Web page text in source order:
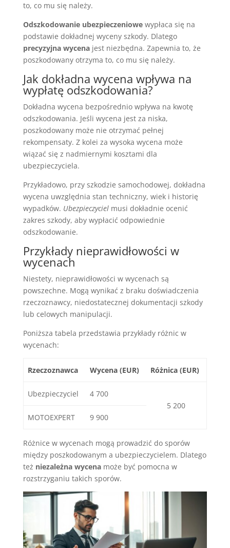
to, co mu się należy.
Odszkodowanie ubezpieczeniowewypłaca się na
podstawie dokładnej wyceny szkody. Dlatego
precyzyjna wycenajest niezbędna. Zapewnia to, że
poszkodowany otrzyma to, co mu się należy.
Jak dokładna wycena wpływa na
wypłatę odszkodowania?
Dokładna wycena bezpośrednio wpływa na kwotę
odszkodowania. Jeśli wycena jest za niska,
poszkodowany może nie otrzymać pełnej
rekompensaty. Z kolei za wysoka wycena może
wiązać się z nadmiernymi kosztami dla
ubezpieczyciela.
Przykładowo, przy szkodzie samochodowej, dokładna
wycena uwzględnia stan techniczny, wiek i historię
wypadków. Ubezpieczycielmusi dokładnie ocenić
zakres szkody, aby wypłacić odpowiednie
odszkodowanie.
Przykłady nieprawidłowości w
wycenach
Niestety, nieprawidłowości w wycenach są
powszechne. Mogą wynikać z braku doświadczenia
rzeczoznawcy, niedostatecznej dokumentacji szkody
lub celowych manipulacji.
Poniższa tabela przedstawia przykłady różnic w
wycenach:
Rzeczoznawca Wycena (EUR) Różnica (EUR)
Ubezpieczyciel
4 700
5 200
MOTOEXPERT
9 900
Różnice w wycenach mogą prowadzić do sporów
między poszkodowanym a ubezpieczycielem. Dlatego
też niezależna wycenamoże być pomocna w
rozstrzyganiu takich sporów.